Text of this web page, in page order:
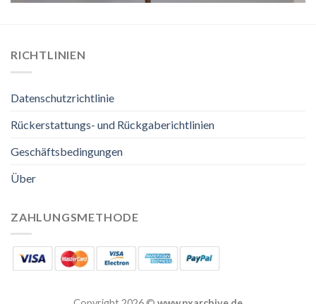
RICHTLINIEN
Datenschutzrichtlinie
Rückerstattungs- und Rückgaberichtlinien
Geschäftsbedingungen
Über
ZAHLUNGSMETHODE